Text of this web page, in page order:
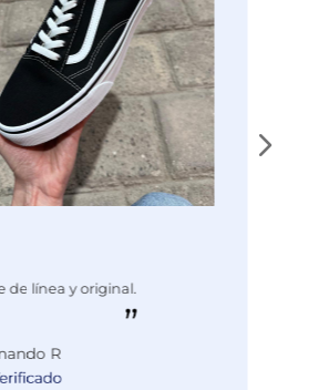
de línea y original.
R